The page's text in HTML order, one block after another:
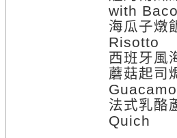
with
海瓜子燉
Risotto
西班牙風
蘑菇起司
法式乳酪
Quich